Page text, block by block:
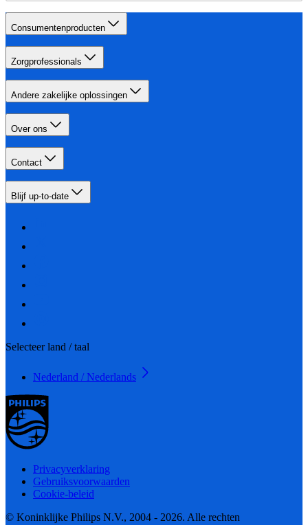
Consumentenproducten
Zorgprofessionals
Andere zakelijke oplossingen
Over ons
Contact
Blijf up-to-date
Selecteer land / taal
Nederland / Nederlands
Privacyverklaring
Gebruiksvoorwaarden
Cookie-beleid
© Koninklijke Philips N.V., 2004 - 2026. Alle rechten